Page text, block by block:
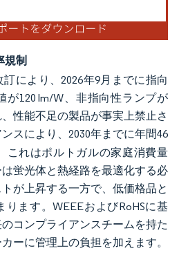
規制
により、2026年9月までに指向
が120 lm/W、非指向性ランプが
性能不足の製品が事実上禁止さ
スにより、2030年までに年間46
これはポルトガルの家庭消費量
蛍光体と熱経路を最適化する必
が上昇する一方で、低価格品と
ます。WEEEおよびRoHSに基
コンプライアンスチームを持た
ーに管理上の負担を加えます。